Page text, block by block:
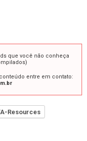
que você não conheça
entre em contato:
Resources